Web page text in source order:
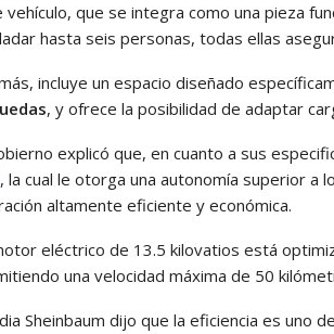
vehículo, que se integra como una pieza
hasta seis personas, todas ellas
incluye un espacio diseñado
, y ofrece la posibilidad de adaptar
explicó que, en cuanto a sus
, la cual le otorga una autonomía superior a
altamente eficiente y económica.
eléctrico de 13.5 kilovatios está
una velocidad máxima de 50
Sheinbaum dijo que la eficiencia es